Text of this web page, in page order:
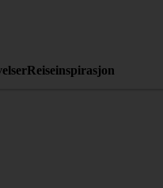
Reiseinspirasjon